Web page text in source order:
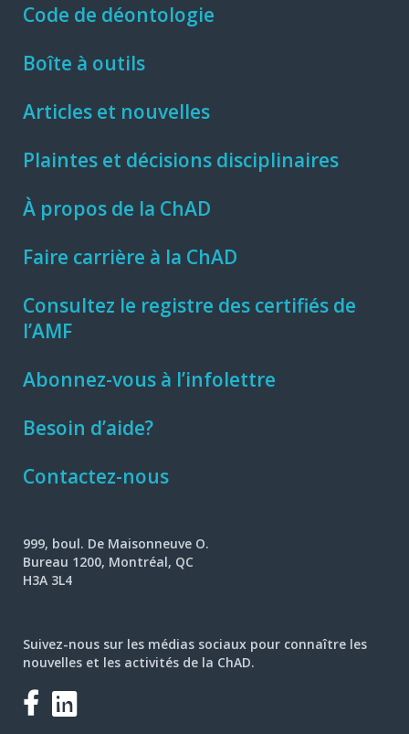
Code de déontologie
Boîte à outils
Articles et nouvelles
Plaintes et décisions disciplinaires
À propos de la ChAD
Faire carrière à la ChAD
Consultez le registre des certifiés de
l’AMF
Abonnez-vous à l’infolettre
Besoin d’aide?
Contactez-nous
999, boul. De Maisonneuve O.
Bureau 1200, Montréal, QC
H3A 3L4
Suivez-nous sur les médias sociaux pour connaître les
nouvelles et les activités de la ChAD.
Facebook
LinkedIn